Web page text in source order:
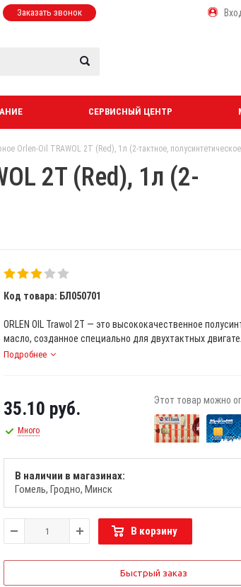
Заказать звонок
СЕРВИСНЫЙ ЦЕНТР
Orlen-Oil TRAWOL 2T (Red), 1л (2-тактное,
2T (Red), 1л (2-
Код товара: БЛ050701
ORLEN OIL Trawol 2T — это высококачественное
масло, созданное специально для двухтактных
Подробнее
35.10 руб.
Много
Этот товар можно
В наличии в магазинах:
Гомель Гродно Минск
В корзину
Быстрый заказ